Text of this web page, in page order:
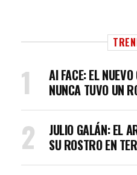
AI FACE: EL
NUNCA TUVO UN
JULIO GALÁN: EL
SU ROSTRO EN